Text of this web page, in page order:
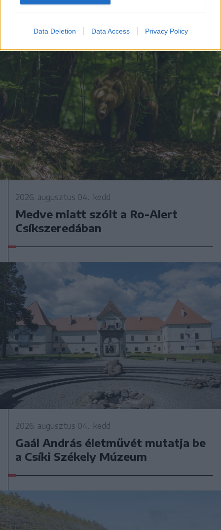
Data Deletion Data Access Privacy Policy
2026. augusztus 04., kedd
Medve miatt szólt a Ro-Alert
Csíkszeredában
2026. augusztus 04., kedd
Gaál András életművét mutatja be
a Csíki Székely Múzeum